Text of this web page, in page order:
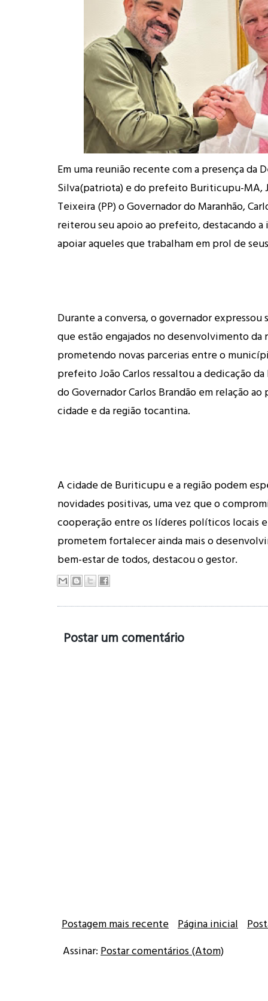
Em uma reunião recente com a presença da
Silva(patriota) e do prefeito Buriticupu-MA,
Teixeira (PP) o Governador do Maranhão,
reiterou seu apoio ao prefeito, destacando
apoiar aqueles que trabalham em prol de
Durante a conversa, o governador expressou
que estão engajados no desenvolvimento da
prometendo novas parcerias entre o
prefeito João Carlos ressaltou a dedicação
do Governador Carlos Brandão em relação ao
cidade e da região tocantina.
A cidade de Buriticupu e a região podem
novidades positivas, uma vez que o
cooperação entre os líderes políticos locais
prometem fortalecer ainda mais o
bem-estar de todos, destacou o gestor.
Postar um comentário
Postagem mais recente Página inicial
Assinar: Postar comentários (Atom)